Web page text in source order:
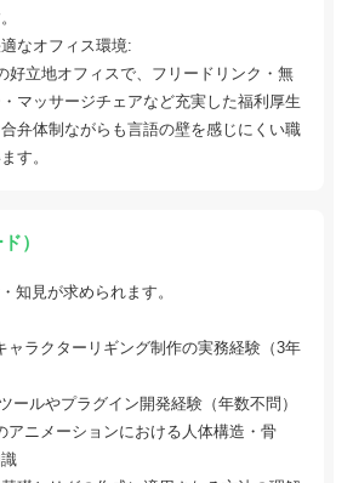
なオフィス環境:
好立地オフィスで、フリードリンク・無
マッサージチェアなど充実した福利厚生
弁体制ながらも言語の壁を感じにくい職
す。
）
知見が求められます。
ャラクターリギング制作の実務経験（3年
ールやプラグイン開発経験（年数不問）
アニメーションにおける人体構造・骨